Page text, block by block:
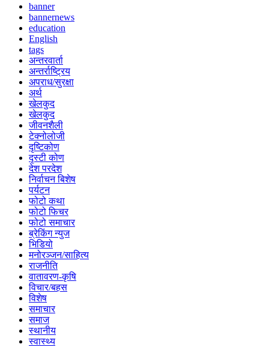
banner
bannernews
education
English
tags
अन्तरवार्ता
अन्तर्राष्ट्रिय
अपराध/सुरक्षा
अर्थ
खेलकुद
खेलकुद
जीवनशैली
टेक्नोलोजी
दृष्टिकोण
दृस्टी कोण
देश परदेश
निर्वाचन बिशेष
पर्यटन
फोटो कथा
फोटो फिचर
फोटो समाचार
ब्रेकिंग न्युज
भिडियो
मनोरञ्जन/साहित्य
राजनीति
वातावरण-कृषि
विचार/बहस
विशेष
समाचार
समाज
स्थानीय
स्वास्थ्य